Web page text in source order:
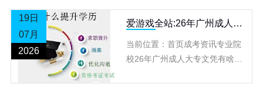
自考
19日
07月
2026
爱游戏全站:26年广州成人大
什么
当前位置：首页成考资讯专业院
校26年广州成人大专文凭有啥